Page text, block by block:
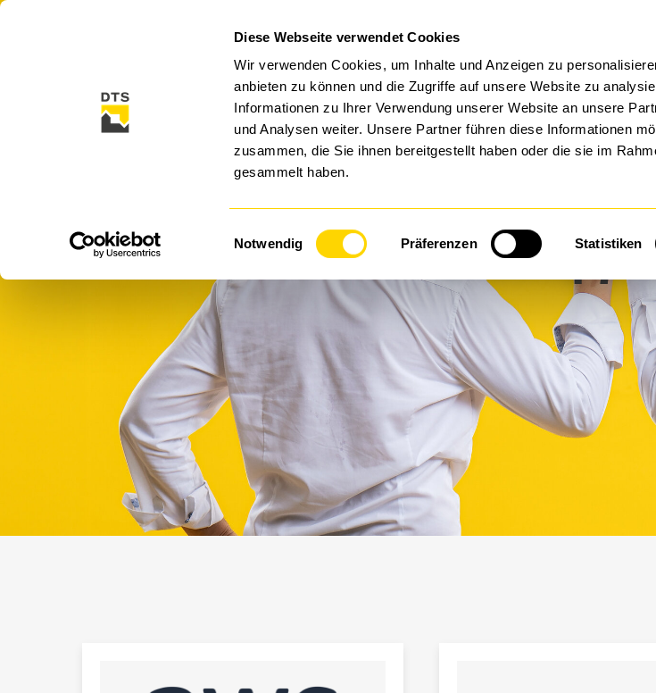
Diese Webseite verwendet Cookies
Wir verwenden Cookies, um Inhalte und Anzeigen zu
anbieten zu können und die Zugriffe auf unsere Website zu
Informationen zu Ihrer Verwendung unserer Website an unsere
und Analysen weiter. Unsere Partner führen diese Informationen
zusammen, die Sie ihnen bereitgestellt haben oder die sie im
gesammelt haben.
Einwilligungsauswahl
Notwendig Präferenzen Statistiken
CYBER SECURITY SECURITY SOFTWARE BY DTS MANAGED SERVICES
Οι